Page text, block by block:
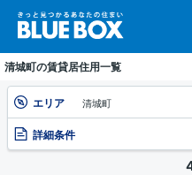
清城町の賃貸居住用一覧
エリア 清城町
詳細条件